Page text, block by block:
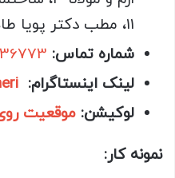
11، مطب دکتر پویا طاهری
شماره تماس:
لینک اینستاگرام:
لوکیشن: موقعیت
نمونه کار: